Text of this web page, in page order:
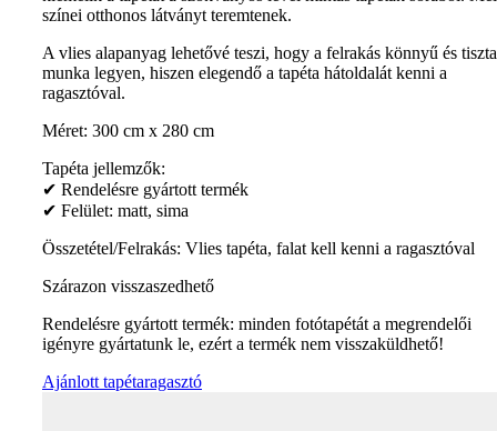
színei otthonos látványt teremtenek.
A vlies alapanyag lehetővé teszi, hogy a felrakás könnyű és tiszta
munka legyen, hiszen elegendő a tapéta hátoldalát kenni a
ragasztóval.
Méret: 300 cm x 280 cm
Tapéta jellemzők:
✔ Rendelésre gyártott termék
✔ Felület: matt, sima
Összetétel/Felrakás: Vlies tapéta, falat kell kenni a ragasztóval
Szárazon visszaszedhető
Rendelésre gyártott termék: minden fotótapétát a megrendelői
igényre gyártatunk le, ezért a termék nem visszaküldhető!
Ajánlott tapétaragasztó